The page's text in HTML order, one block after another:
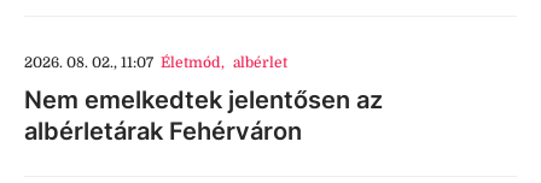
2026. 08. 02., 11:07 Életmód, albérlet
Nem emelkedtek jelentősen az
albérletárak Fehérváron